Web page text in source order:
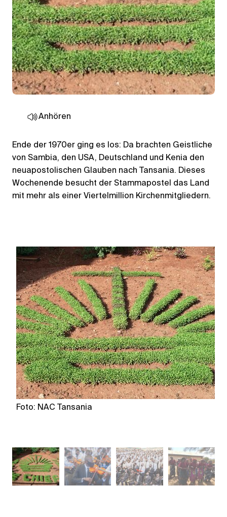
Anhören
Ende der 1970er ging es los: Da brachten Geistliche
von Sambia, den USA, Deutschland und Kenia den
neuapostolischen Glauben nach Tansania. Dieses
Wochenende besucht der Stammapostel das Land
mit mehr als einer Viertelmillion Kirchenmitgliedern.
Foto: NAC Tansania